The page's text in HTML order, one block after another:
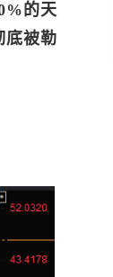
的天
底被勒